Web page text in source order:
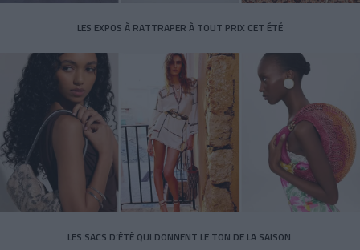
LES EXPOS À RATTRAPER À TOUT PRIX CET ÉTÉ
LES SACS D’ÉTÉ QUI DONNENT LE TON DE LA SAISON